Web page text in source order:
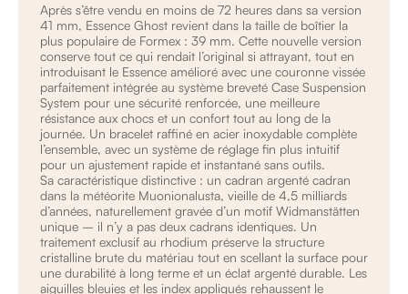
Après s’être vendu en moins de 72 heures dans sa version
41 mm, Essence Ghost revient dans la taille de boîtier la
plus populaire de Formex : 39 mm. Cette nouvelle version
conserve tout ce qui rendait l’original si attrayant, tout en
introduisant le Essence amélioré avec une couronne vissée
parfaitement intégrée au système breveté Case Suspension
System pour une sécurité renforcée, une meilleure
résistance aux chocs et un confort tout au long de la
journée. Un bracelet raffiné en acier inoxydable complète
l’ensemble, avec un système de réglage fin plus intuitif
pour un ajustement rapide et instantané sans outils.
Sa caractéristique distinctive : un cadran argenté cadran
dans la météorite Muonionalusta, vieille de 4,5 milliards
d’années, naturellement gravée d’un motif Widmanstätten
unique – il n’y a pas deux cadrans identiques. Un
traitement exclusif au rhodium préserve la structure
cristalline brute du matériau tout en scellant la surface pour
une durabilité à long terme et un éclat argenté durable. Les
aiguilles bleuies et les index appliqués rehaussent le